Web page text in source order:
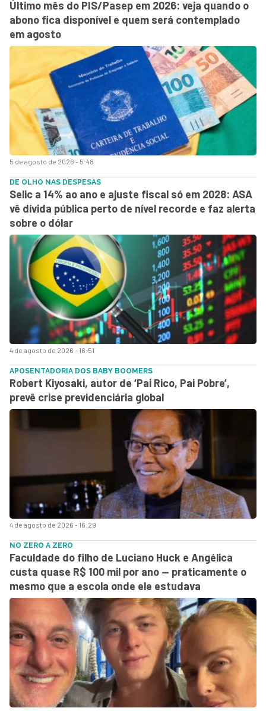
5 de agosto de 2026 - 5:48
Último mês do PIS/Pasep em 2026: veja quando o
abono fica disponível e quem será contemplado
em agosto
4 de agosto de 2026 - 16:51
DE OLHO NAS DESPESAS
Selic a 14% ao ano e ajuste fiscal só em 2028: ASA
vê dívida pública perto de nível recorde e faz alerta
sobre o dólar
4 de agosto de 2026 - 16:29
APOSENTADORIA DOS BABY BOOMERS
Robert Kiyosaki, autor de ‘Pai Rico, Pai Pobre’,
prevê crise previdenciária global
NO ZERO A ZERO
Faculdade do filho de Luciano Huck e Angélica
custa quase R$ 100 mil por ano — praticamente o
mesmo que a escola onde ele estudava